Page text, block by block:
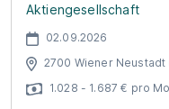
Aktiengesellschaft
02.09.2026
2700 Wiener Neustadt
1.028 - 1.687 € pro